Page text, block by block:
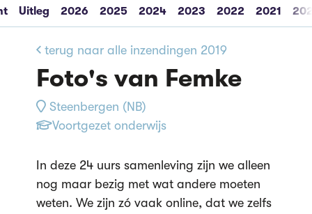
Uitleg 2026 2025 2024 2023 2022 2021
terug naar alle inzendingen 2019
Foto's van Femke
Steenbergen (NB)
Voortgezet onderwijs
In deze 24 uurs samenleving zijn we alleen
nog maar bezig met wat andere moeten
weten. We zijn zó vaak online, dat we zelfs